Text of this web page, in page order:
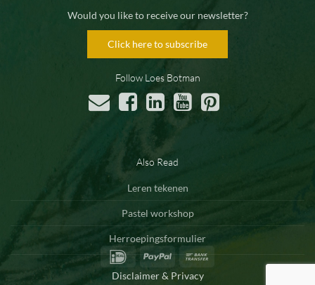
Would you like to receive our newsletter?
Click here to subscribe
Follow Loes Botman
Also Read
Leren tekenen
Pastel workshop
Herroepingsformulier
IDeal
PayPal
Disclaimer & Privacy